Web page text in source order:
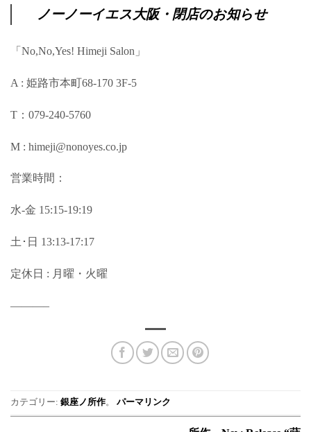
ノーノーイエス大阪・閉店のお知らせ
「No,No,Yes! Himeji Salon」
A : 姫路市本町68-170 3F-5
T：079-240-5760
M : himeji@nonoyes.co.jp
営業時間：
水-金 15:15-19:19
土･日 13:13-17:17
定休日 : 月曜・火曜
———–
カテゴリー: 銀座ノ所作。 パーマリンク